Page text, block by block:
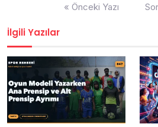
« Önceki Yazı
İlgili Yazılar